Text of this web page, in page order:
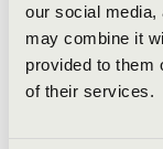
our social media,
may combine it
provided to them
of their services.